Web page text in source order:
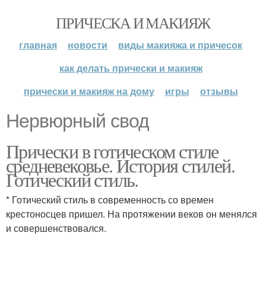
ПРИЧЕСКА И МАКИЯЖ
главная новости
виды макияжа и причесок
как делать прически и макияж
прически и макияж на дому
игры отзывы
Нервюрный свод
Прически в готическом стиле
средневековье. История стилей.
Готический стиль.
* Готический стиль в современность со времен
крестоносцев пришел. На протяжении веков он менялся
и совершенствовался.